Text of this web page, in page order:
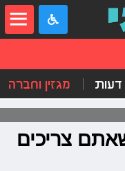
דעות מגזין וחברה
צריכים